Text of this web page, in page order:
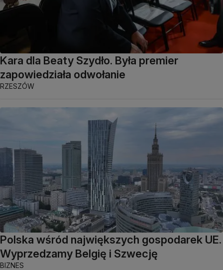
Kara dla Beaty Szydło. Była premier
zapowiedziała odwołanie
RZESZÓW
Polska wśród największych gospodarek UE.
Wyprzedzamy Belgię i Szwecję
BIZNES